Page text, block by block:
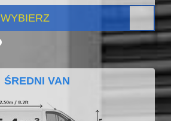
WYBIERZ
ŚREDNI VAN